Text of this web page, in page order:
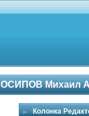
ОСИПОВ Михаил
Колонка